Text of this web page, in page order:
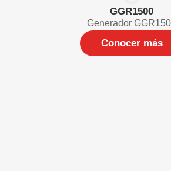
GGR1500
Generador
Conocer más